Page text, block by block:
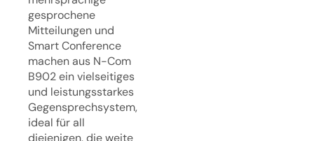
gesprochene
Mitteilungen und
Smart Conference
machen aus N-Com
B902 ein vielseitiges
und leistungsstarkes
Gegensprechsystem,
ideal für all
diejenigen, die weite